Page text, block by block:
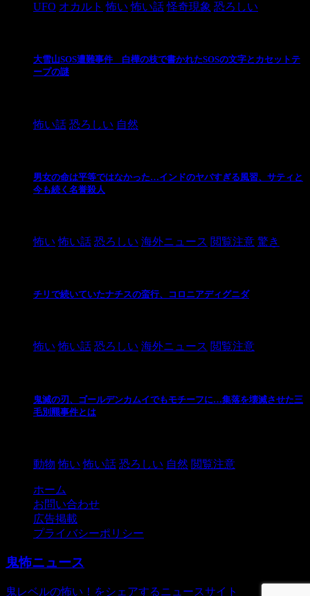
UFO オカルト 怖い 怖い話 怪奇現象 恐ろしい
大雪山SOS遭難事件 白樺の枝で書かれたSOSの文字とカセットテ
ープの謎
怖い話 恐ろしい 自然
男女の命は平等ではなかった…インドのヤバすぎる風習、サティと
今も続く名誉殺人
怖い 怖い話 恐ろしい 海外ニュース 閲覧注意 驚き
チリで続いていたナチスの蛮行、コロニアディグニダ
怖い 怖い話 恐ろしい 海外ニュース 閲覧注意
鬼滅の刃、ゴールデンカムイでもモチーフに…集落を壊滅させた三
毛別羆事件とは
動物 怖い 怖い話 恐ろしい 自然 閲覧注意
ホーム
お問い合わせ
広告掲載
プライバシーポリシー
鬼怖ニュース
鬼レベルの怖い！をシェアするニュースサイト